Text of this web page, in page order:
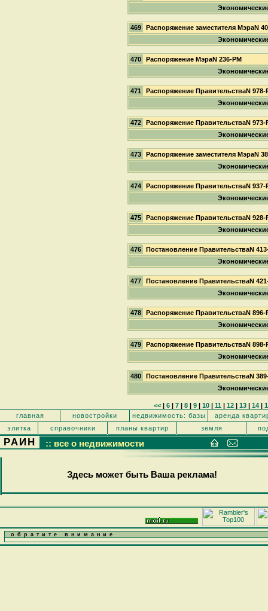
469
Распоряжение заместителя МэраN
470
Распоряжение МэраN 236-РМ
471
Распоряжение ПравительстваN 978-
472
Распоряжение ПравительстваN 973-
473
Распоряжение заместителя МэраN
474
Распоряжение ПравительстваN 937-
475
Распоряжение ПравительстваN 928-
476
Постановление ПравительстваN
477
Постановление ПравительстваN
478
Распоряжение ПравительстваN 896-
479
Распоряжение ПравительстваN 898-
480
Постановление ПравительстваN
<<| 6| 7| 8| 9| 10| 11| 12| 13| 14|
главная
новостройки недвижимость: базы
аренда
элитка
справочники планы квартир земля
РАИН :: все о недвижимости
Здесь может быть Ваша реклама!
обратите внимание